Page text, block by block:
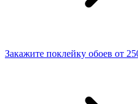
Закажите поклейку обоев от